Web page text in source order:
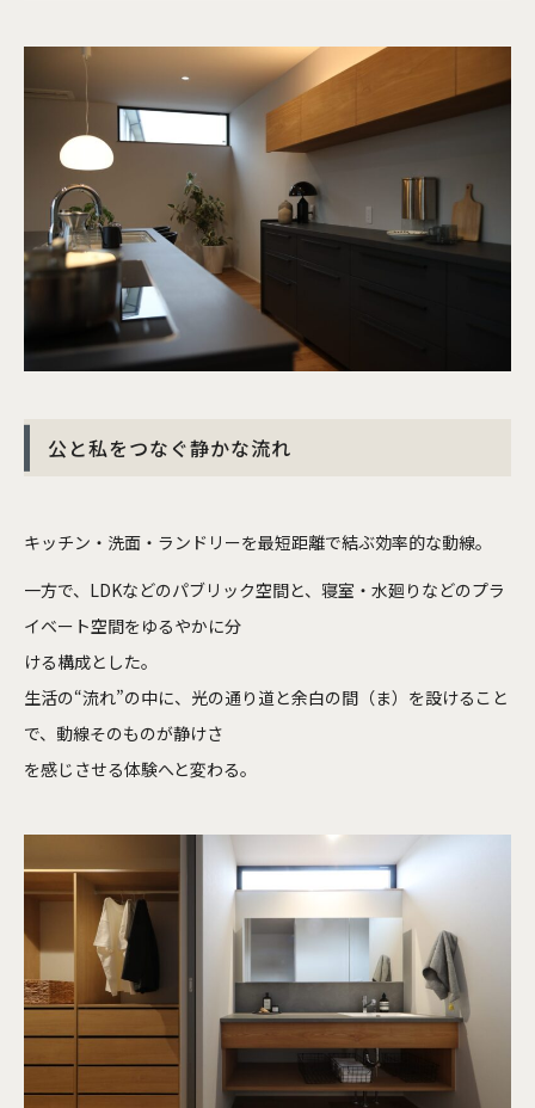
公と私をつなぐ静かな流れ
キッチン・洗面・ランドリーを最短距離で結ぶ効率的な動線。
一方で、LDKなどのパブリック空間と、寝室・水廻りなどのプラ
イベート空間をゆるやかに分
ける構成とした。
生活の“流れ”の中に、光の通り道と余白の間（ま）を設けること
で、動線そのものが静けさ
を感じさせる体験へと変わる。